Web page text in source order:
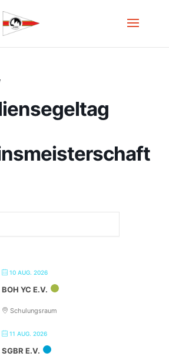
10 AUG. 2026
BOH YC E.V.
Schulungsraum
11 AUG. 2026
SGBR E.V.